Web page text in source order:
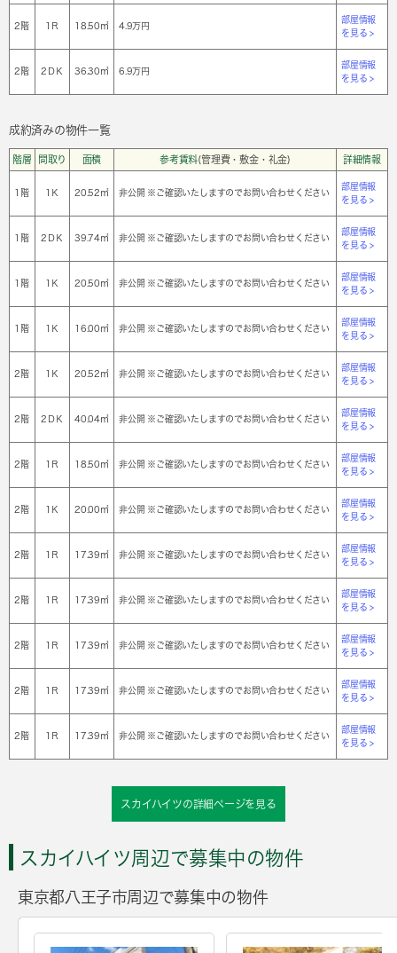
2階 1Ｒ 18.50㎡ 4.9万円
部屋情報
を見る >
2階 2ＤＫ 36.30㎡ 6.9万円
部屋情報
を見る >
成約済みの物件一覧
階層 間取り 面積 参考賃料(管理費・敷金・礼金) 詳細情報
1階 1Ｋ 20.52㎡ 非公開 ※ご確認いたしますのでお問い合わせください
部屋情報
を見る >
1階 2ＤＫ 39.74㎡ 非公開 ※ご確認いたしますのでお問い合わせください
部屋情報
を見る >
1階 1Ｋ 20.50㎡ 非公開 ※ご確認いたしますのでお問い合わせください
部屋情報
を見る >
1階 1Ｋ 16.00㎡ 非公開 ※ご確認いたしますのでお問い合わせください
部屋情報
を見る >
2階 1Ｋ 20.52㎡ 非公開 ※ご確認いたしますのでお問い合わせください
部屋情報
を見る >
2階 2ＤＫ 40.04㎡ 非公開 ※ご確認いたしますのでお問い合わせください
部屋情報
を見る >
2階 1Ｒ 18.50㎡ 非公開 ※ご確認いたしますのでお問い合わせください
部屋情報
を見る >
2階 1Ｋ 20.00㎡ 非公開 ※ご確認いたしますのでお問い合わせください
部屋情報
を見る >
2階 1Ｒ 17.39㎡ 非公開 ※ご確認いたしますのでお問い合わせください
部屋情報
を見る >
2階 1Ｒ 17.39㎡ 非公開 ※ご確認いたしますのでお問い合わせください
部屋情報
を見る >
2階 1Ｒ 17.39㎡ 非公開 ※ご確認いたしますのでお問い合わせください
部屋情報
を見る >
2階 1Ｒ 17.39㎡ 非公開 ※ご確認いたしますのでお問い合わせください
部屋情報
を見る >
2階 1Ｒ 17.39㎡ 非公開 ※ご確認いたしますのでお問い合わせください
部屋情報
を見る >
スカイハイツの詳細ページを見る
スカイハイツ周辺で募集中の物件
東京都八王子市周辺で募集中の物件